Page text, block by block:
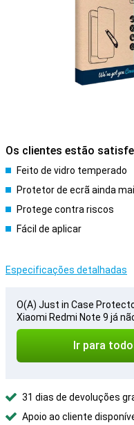
Os clientes estão
Feito de vidro temperado
Protetor de ecrã ainda
Protege contra riscos
Fácil de aplicar
Especificações detalhadas
O(A) Just in Case
Xiaomi Redmi Note 9 já
Ir para
31 dias de devoluções
Apoio ao cliente